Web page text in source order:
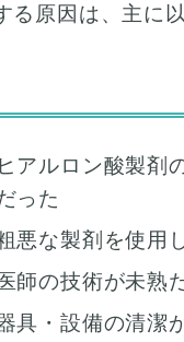
る原因は、主に
アルロン酸製剤
った
悪な製剤を使用
師の技術が未熟
具・設備の清潔